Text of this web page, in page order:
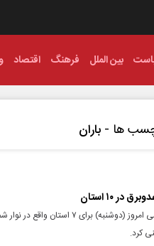
بین الملل فرهنگ اقتصاد
ها - باران
در ۱۰ استان
سازمان هواشناسی امروز
کرد.